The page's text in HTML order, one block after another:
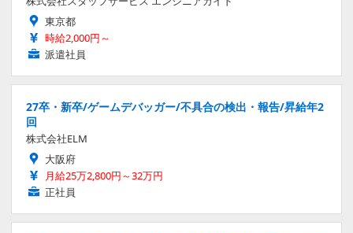
東京都
時給2,000円～
派遣社員
27卒・新卒/ゲームデバッガー/不具合の検出・報告/昇給年2
回
株式会社ELM
大阪府
月給25万2,800円～32万円
正社員